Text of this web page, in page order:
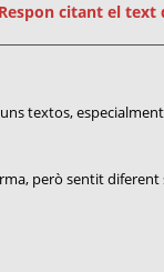
Respon citant el text
textos,
però sentit diferent